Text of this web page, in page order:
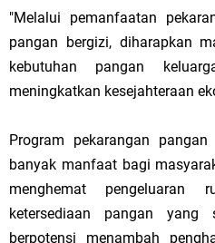
"Melalui pemanfaatan
pangan bergizi, diharapkan
kebutuhan pangan
meningkatkan kesejahteraan
Program pekarangan
banyak manfaat bagi
menghemat pengeluaran
ketersediaan pangan
berpotensi menambah